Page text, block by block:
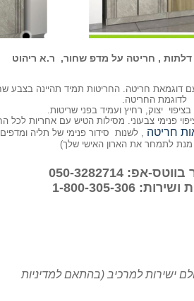
דוגמאת חריטה. החריטות תמיד תהיינה בצבע
לדוגמת החריטה.
פנימי צבעוני. מסילות הטיש עם אחריות לכל
חריטה , לשנות סידור פנימי של תליה
מנת לתמחר את הארון האישי שלך)
אפ: 050-3282714
1-800-305-306
ישירות למרכיב (בהתאם למדיניות